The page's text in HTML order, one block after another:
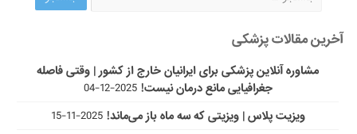
آخرین مقالات پزشکی
مشاوره آنلاین پزشکی برای ایرانیان خارج از کشور | وقتی فاصله
جغرافیایی مانع درمان نیست! 2025-12-04
ویزیت پلاس | ویزیتی که سه ماه باز می‌ماند! 2025-11-15